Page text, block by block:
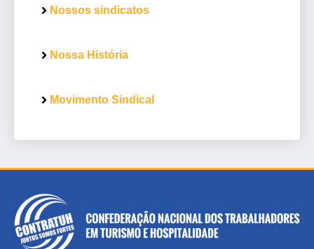
Nossos sindicatos
Nossa História
Movimento Sindical